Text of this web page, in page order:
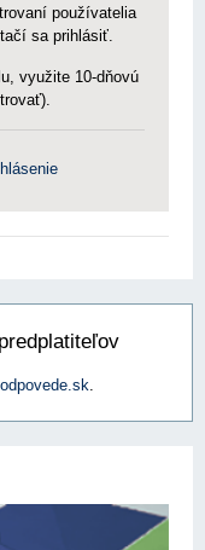
používatelia
sa prihlásiť.
využite 10-dňovú
.